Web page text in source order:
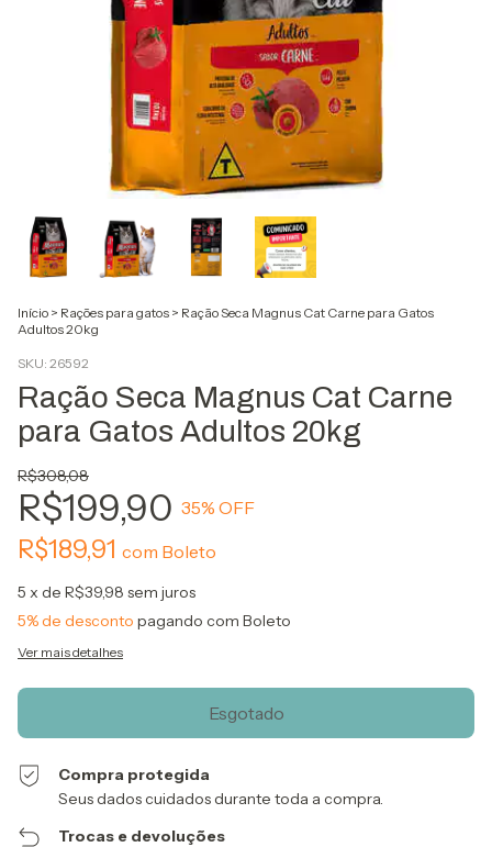
Início > Rações para gatos > Ração Seca Magnus Cat Carne para Gatos
Adultos 20kg
SKU: 26592
Ração Seca Magnus Cat Carne
para Gatos Adultos 20kg
R$308,08
R$199,90 35% OFF
R$189,91 com Boleto
5 x de R$39,98 sem juros
5% de desconto pagando com Boleto
Ver mais detalhes
Compra protegida
Seus dados cuidados durante toda a compra.
Trocas e devoluções